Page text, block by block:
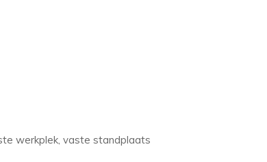
werkplek, vaste standplaats